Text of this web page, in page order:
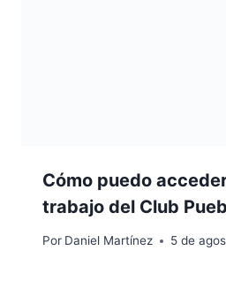
Cómo puedo
trabajo del Club
Por Daniel Martínez 5 de